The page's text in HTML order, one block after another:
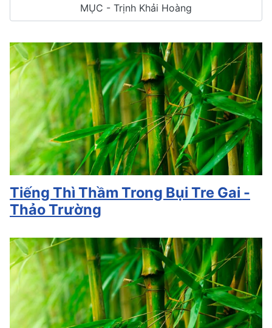
MỤC - Trịnh Khải Hoàng
Tiếng Thì Thầm Trong Bụi Tre Gai -
Thảo Trường